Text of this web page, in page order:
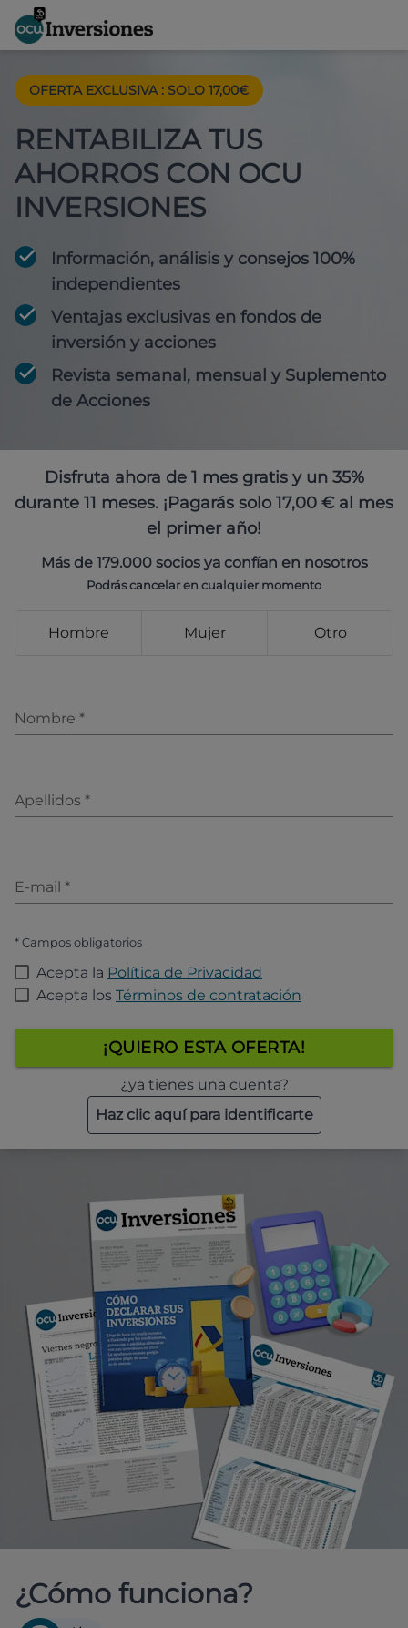
OFERTA EXCLUSIVA : SOLO 17,00€
RENTABILIZA TUS
AHORROS CON OCU
INVERSIONES
Información, análisis y consejos 100%
independientes
Ventajas exclusivas en fondos de
inversión y acciones
Revista semanal, mensual y Suplemento
de Acciones
Disfruta ahora de 1 mes gratis y un 35%
durante 11 meses. ¡Pagarás solo 17,00 € al mes
el primer año!
Más de 179.000 socios ya confían en nosotros
Podrás cancelar en cualquier momento
Hombre Mujer Otro
Nombre *
Apellidos *
E-mail *
* Campos obligatorios
Acepta la Política de Privacidad
Acepta los Términos de contratación
¡QUIERO ESTA OFERTA!
¿ya tienes una cuenta?
Haz clic aquí para identificarte
¿Cómo funciona?